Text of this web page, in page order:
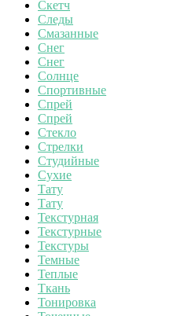
Скетч
Следы
Смазанные
Снег
Снег
Солнце
Спортивные
Спрей
Спрей
Стекло
Стрелки
Студийные
Сухие
Тату
Тату
Текстурная
Текстурные
Текстуры
Темные
Теплые
Ткань
Тонировка